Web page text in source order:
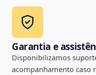
Garantia e
Disponibilizamos
acompanhamento caso